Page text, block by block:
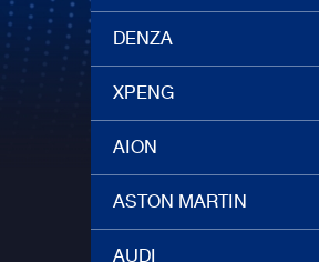
DENZA
XPENG
AION
ASTON MARTIN
AUDI